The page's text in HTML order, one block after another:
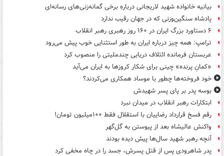
بیانیه خانواده شهید لاریجانی درباره برخی گمانه‌زنی‌های رسانه‌ای
پادشاه سنگین‌وزنی که در جهان رقیب ندارد
۶ دستاورد بزرگ ایران در ۱۶۰ روز رهبری رهبر انقلاب
ترامپ: همه چیز درباره ایران به طور استثنایی خوب پیش می‌رود
عربستان فرمانده ائتلاف دریایی چندملیتی را منصوب کرد
«کمانِ پرنده» چینی برای شکار کروزها به ایران می‌آید
خود فروخته‌ها چطور با موساد همکاری می‌کردند؟
بوسه‌ پدر بر پای پسر شهیدش
ابتکارات رهبر انقلاب در میدان نبرد
رقم فسخ قرارداد رضاییان با استقلال فقط ۱۰۰میلیون تومان!
واکنش عالیشاه بعد از پیوستن به گل‌گهر
آنچه رهبر شهید سال‌ها پیش دیده بودند
پدر شاهرودی پس از قتل پسرش، جسد را در چاه مخفی کرد